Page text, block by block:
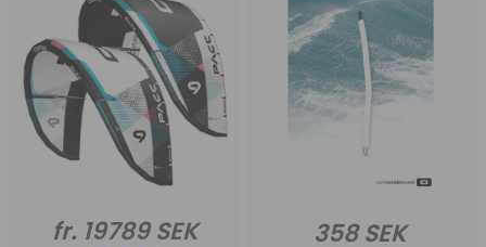
fr. 19789 SEK 358 SEK